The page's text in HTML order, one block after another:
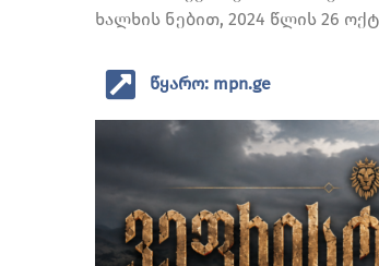
ხალხის ნებით, 2024 წლის 26
წყარო: mpn.ge